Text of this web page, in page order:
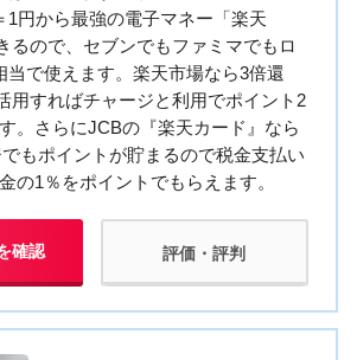
1円から最強の電子マネー「楽天
るので、セブンでもファミマでもロ
当で使えます。楽天市場なら3倍還
用すればチャージと利用でポイント2
。さらにJCBの『楽天カード』なら
もポイントが貯まるので税金支払い
の1％をポイントでもらえます。
確認 評価・評判